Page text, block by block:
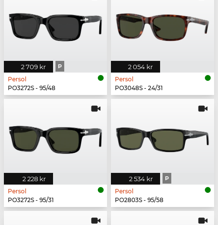
2 709 kr P
Persol
PO3272S - 95/48
2 054 kr
Persol
PO3048S - 24/31
2 228 kr
Persol
PO3272S - 95/31
2 534 kr P
Persol
PO2803S - 95/58